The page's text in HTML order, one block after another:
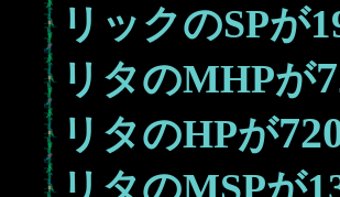
リックのSPが
リタのMHPが
リタのHPが
リタのMSPが